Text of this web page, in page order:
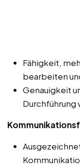
Fähigkeit,
bearbeiten
Genauigkeit
Durchführung